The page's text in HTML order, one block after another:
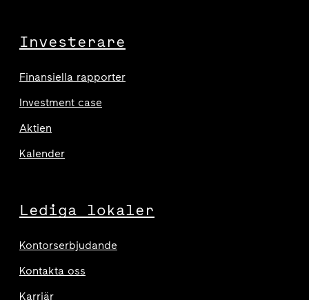
Investerare
Finansiella rapporter
Investment case
Aktien
Kalender
Lediga lokaler
Kontorserbjudande
Kontakta oss
Karriär